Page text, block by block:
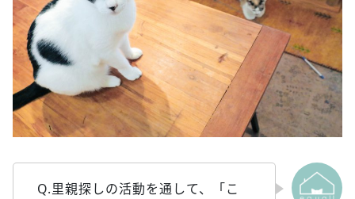
Q.里親探しの活動を通して、「こ